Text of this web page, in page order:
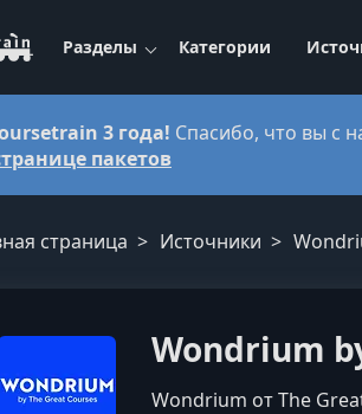
Разделы Категории
3 года! Спасибо, что вы с
пакетов
страница Источники
Wondrium
Wondrium от The